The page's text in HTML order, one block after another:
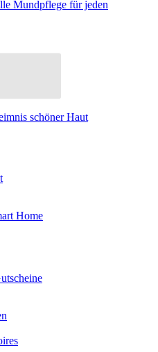
Mundpflege für jeden
schöner Haut
Home